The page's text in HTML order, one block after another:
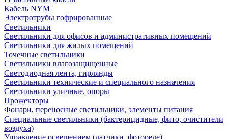
Кабель NYM
Электротрубы гофрированные
Светильники
Светильники для офисов и административных помещений
Светильники для жилых помещений
Точечные светильники
Светильники влагозащищенные
Светодиодная лента, гирлянды
Светильники технические и специального назначения
Светильники уличные, опоры
Прожекторы
Фонари, переносные светильники, элементы питания
Специальные светильники (бактерицидные, фито, очистители
воздуха)
Управление освещением (датчики, фотореле)